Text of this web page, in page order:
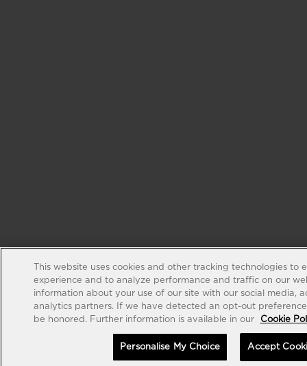
This website uses cookies and other tracking technologies to
experience and to analyze performance and traffic on our
information about your use of our site with our social media,
analytics partners. If we have detected an opt-out
be honored. Further information is available in our
Cookie
Personalise My Choice Accept